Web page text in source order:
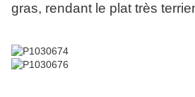
gras, rendant le plat très